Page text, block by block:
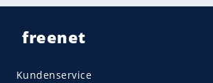
freenet
Kundenservice